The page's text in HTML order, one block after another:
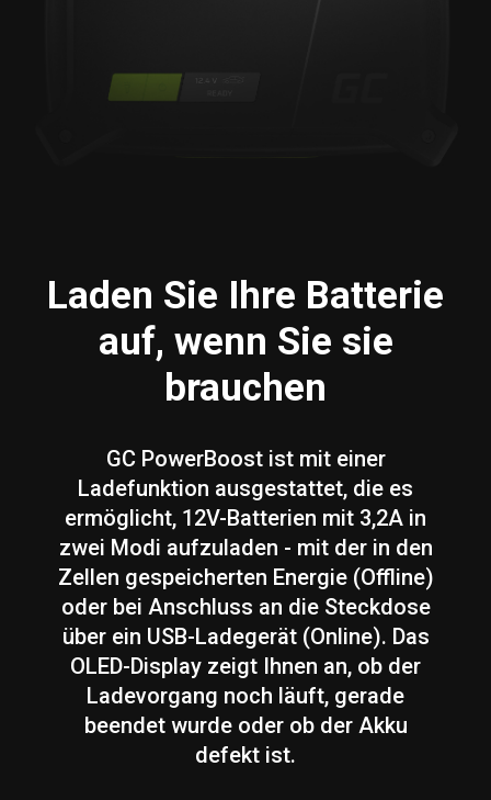
Laden Sie Ihre Batterie
auf, wenn Sie sie
brauchen
GC PowerBoost ist mit einer
Ladefunktion ausgestattet, die es
ermöglicht, 12V-Batterien mit 3,2A in
zwei Modi aufzuladen - mit der in den
Zellen gespeicherten Energie (Offline)
oder bei Anschluss an die Steckdose
über ein USB-Ladegerät (Online). Das
OLED-Display zeigt Ihnen an, ob der
Ladevorgang noch läuft, gerade
beendet wurde oder ob der Akku
defekt ist.